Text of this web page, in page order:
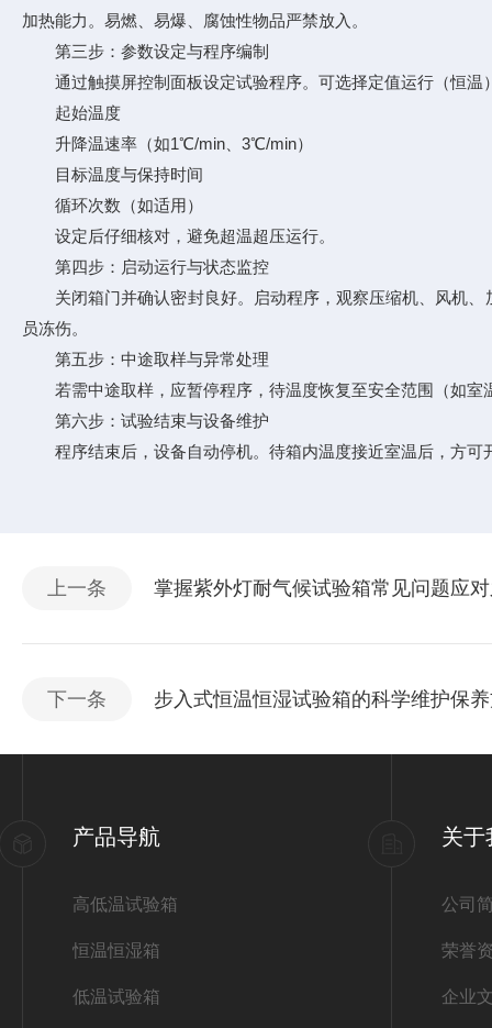
加热能力。易燃、易爆、腐蚀性物品严禁放入。
第三步：参数设定与程序编制
通过触摸屏控制面板设定试验程序。可选择定值运行（恒温
起始温度
升降温速率（如1℃/min、3℃/min）
目标温度与保持时间
循环次数（如适用）
设定后仔细核对，避免超温超压运行。
第四步：启动运行与状态监控
关闭箱门并确认密封良好。启动程序，观察压缩机、风机、
员冻伤。
第五步：中途取样与异常处理
若需中途取样，应暂停程序，待温度恢复至安全范围（如室
第六步：试验结束与设备维护
程序结束后，设备自动停机。待箱内温度接近室温后，方可
上一条 掌握紫外灯耐气候试验箱常见问题应
下一条 步入式恒温恒湿试验箱的科学维护保
产品导航
高低温试验箱
恒温恒湿箱
低温试验箱
关于
公司
荣誉
企业